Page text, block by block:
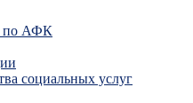
по АФК
социальных услуг